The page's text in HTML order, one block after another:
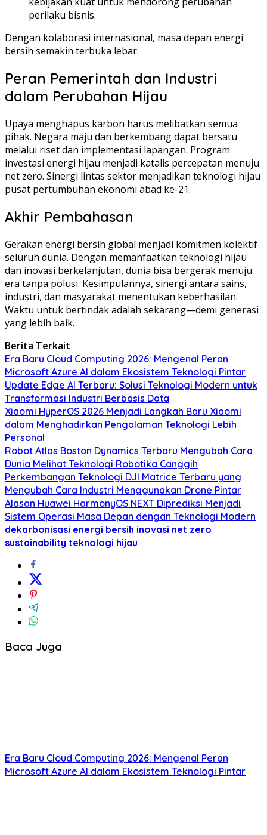
perilaku bisnis.
Dengan kolaborasi internasional, masa depan energi
bersih semakin terbuka lebar.
Peran Pemerintah dan Industri
dalam Perubahan Hijau
Upaya menghapus karbon harus melibatkan semua
pihak. Negara maju dan berkembang dapat bersatu
melalui riset dan implementasi lapangan. Program
investasi energi hijau menjadi katalis percepatan menuju
net zero. Sinergi lintas sektor menjadikan teknologi hijau
pusat pertumbuhan ekonomi abad ke-21.
Akhir Pembahasan
Gerakan energi bersih global menjadi komitmen kolektif
seluruh dunia. Dengan memanfaatkan teknologi hijau
dan inovasi berkelanjutan, dunia bisa bergerak menuju
era tanpa polusi. Kesimpulannya, sinergi antara sains,
industri, dan masyarakat menentukan keberhasilan.
Waktu untuk bertindak adalah sekarang—demi generasi
yang lebih baik.
Berita Terkait
Era Baru Cloud Computing 2026: Mengenal Peran
Microsoft Azure AI dalam Ekosistem Teknologi Pintar
Update Edge AI Terbaru: Solusi Teknologi Modern untuk
Transformasi Industri Berbasis Data
Xiaomi HyperOS 2026 Menjadi Langkah Baru Xiaomi
dalam Menghadirkan Pengalaman Teknologi Lebih
Personal
Robot Atlas Boston Dynamics Terbaru Mengubah Cara
Dunia Melihat Teknologi Robotika Canggih
Perkembangan Teknologi DJI Matrice Terbaru yang
Mengubah Cara Industri Menggunakan Drone Pintar
Alasan Huawei HarmonyOS NEXT Diprediksi Menjadi
Sistem Operasi Masa Depan dengan Teknologi Modern
dekarbonisasi energi bersih inovasi net zero
sustainability teknologi hijau
Baca Juga
Era Baru Cloud Computing 2026: Mengenal Peran
Microsoft Azure AI dalam Ekosistem Teknologi Pintar